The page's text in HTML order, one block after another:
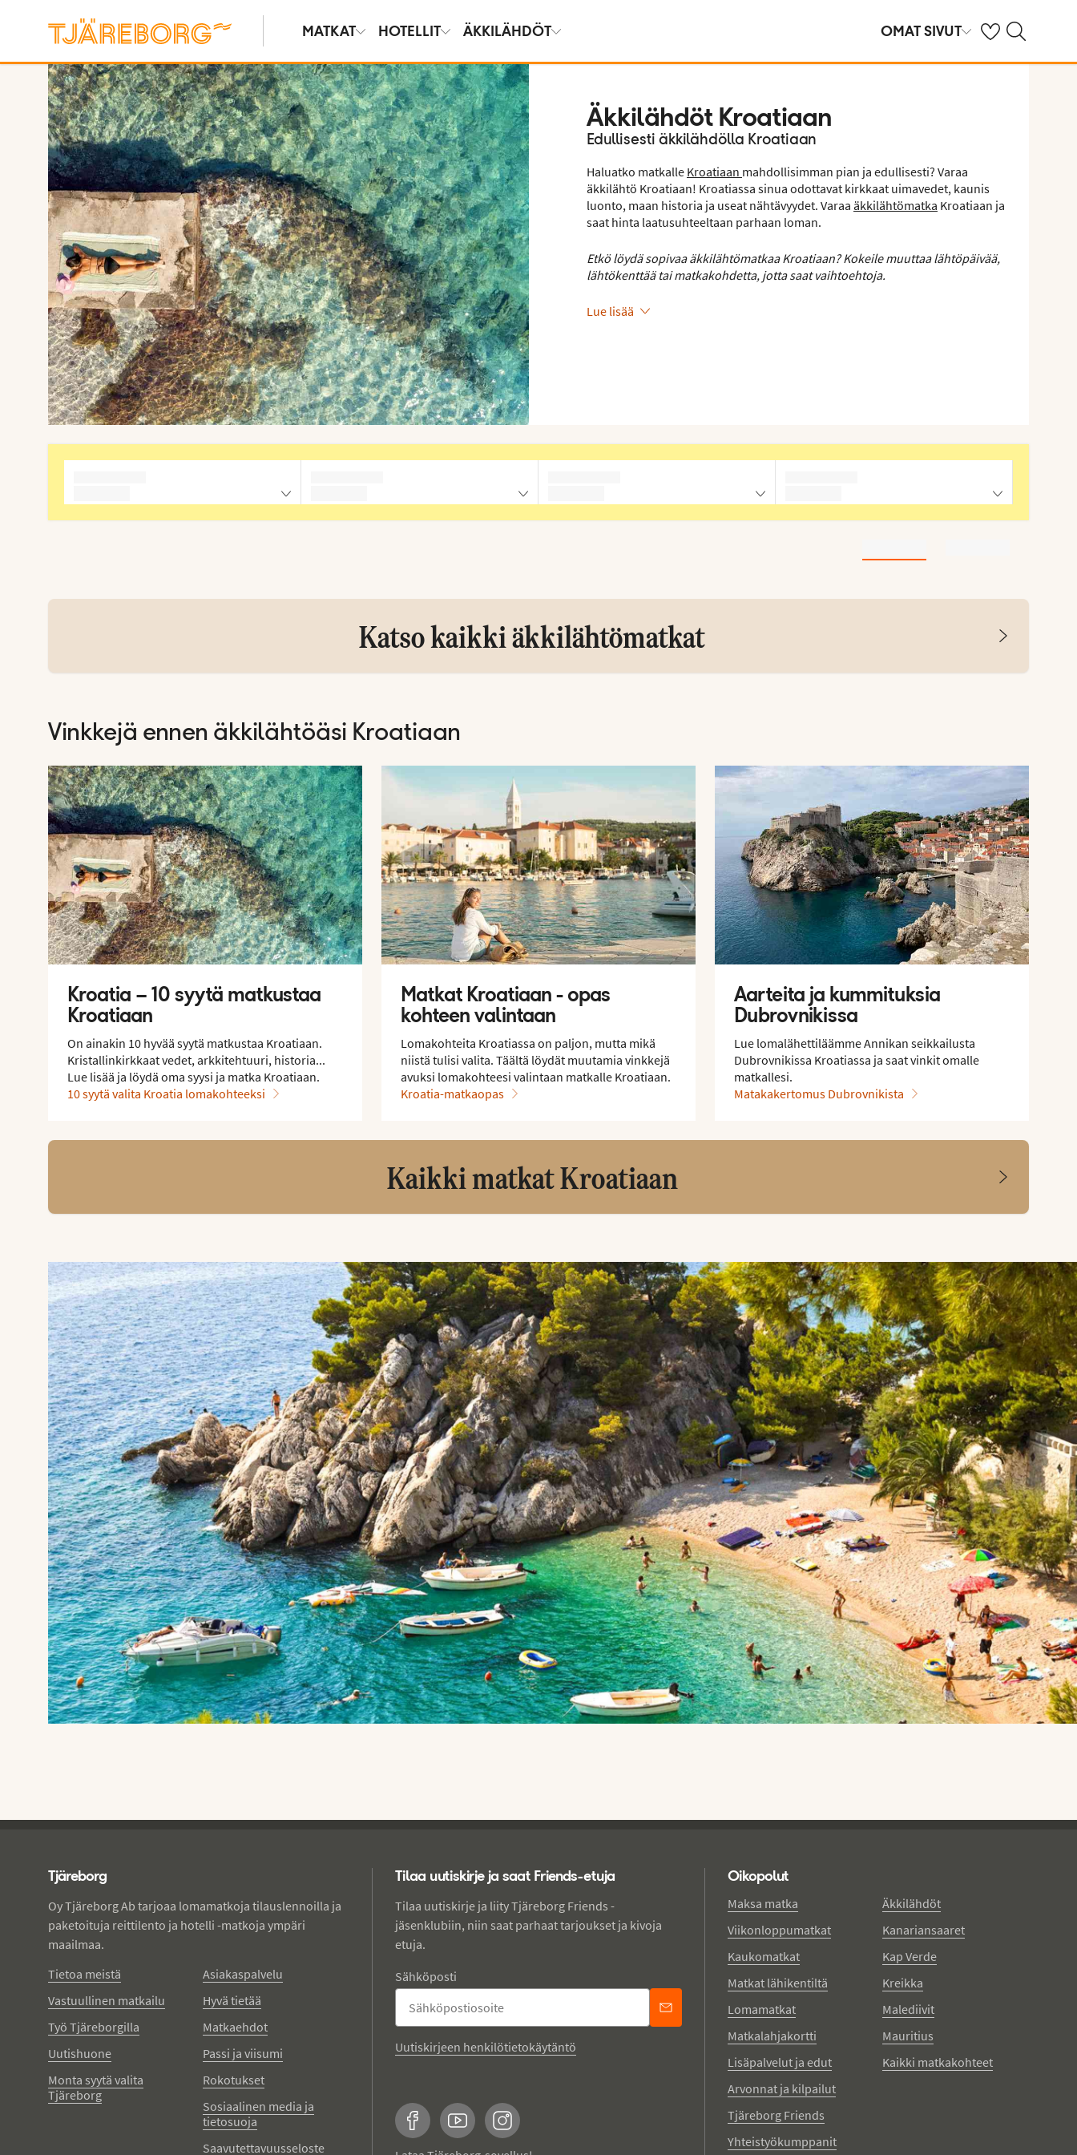
MATKAT HOTELLIT ÄKKILÄHDÖT OMAT SIVUT OmatHaku
Äkkilähdöt Kroatiaan
Edullisesti äkkilähdölla Kroatiaan
Haluatko matkalle Kroatiaan mahdollisimman pian ja edullisesti? Varaa
äkkilähtö Kroatiaan! Kroatiassa sinua odottavat kirkkaat uimavedet, kaunis
luonto, maan historia ja useat nähtävyydet. Varaa äkkilähtömatka Kroatiaan ja
saat hinta laatusuhteeltaan parhaan loman.
Etkö löydä sopivaa äkkilähtömatkaa Kroatiaan? Kokeile muuttaa lähtöpäivää,
lähtökenttää tai matkakohdetta, jotta saat vaihtoehtoja.
Lue lisää
Katso kaikki äkkilähtömatkat
Vinkkejä ennen äkkilähtöäsi Kroatiaan
Kroatia – 10 syytä matkustaa
Kroatiaan
On ainakin 10 hyvää syytä matkustaa Kroatiaan.
Kristallinkirkkaat vedet, arkkitehtuuri, historia...
Lue lisää ja löydä oma syysi ja matka Kroatiaan.
10 syytä valita Kroatia lomakohteeksi
Matkat Kroatiaan - opas
kohteen valintaan
Lomakohteita Kroatiassa on paljon, mutta mikä
niistä tulisi valita. Täältä löydät muutamia vinkkejä
avuksi lomakohteesi valintaan matkalle Kroatiaan.
Kroatia-matkaopas
Aarteita ja kummituksia
Dubrovnikissa
Lue lomalähettiläämme Annikan seikkailusta
Dubrovnikissa Kroatiassa ja saat vinkit omalle
matkallesi.
Matakakertomus Dubrovnikista
Kaikki matkat Kroatiaan
Tjäreborg
Oy Tjäreborg Ab tarjoaa lomamatkoja tilauslennoilla ja
paketoituja reittilento ja hotelli -matkoja ympäri
maailmaa.
Tietoa meistä
Vastuullinen matkailu
Työ Tjäreborgilla
Uutishuone
Monta syytä valita
Tjäreborg
Asiakaspalvelu
Hyvä tietää
Matkaehdot
Passi ja viisumi
Rokotukset
Sosiaalinen media ja
tietosuoja
Saavutettavuusseloste
Tilaa uutiskirje ja saat Friends-etuja
Tilaa uutiskirje ja liity Tjäreborg Friends -
jäsenklubiin, niin saat parhaat tarjoukset ja kivoja
etuja.
Sähköposti
Uutiskirjeen henkilötietokäytäntö
FacebookYouTubeInstagram
Oikopolut
Maksa matka
Viikonloppumatkat
Kaukomatkat
Matkat lähikentiltä
Lomamatkat
Matkalahjakortti
Lisäpalvelut ja edut
Arvonnat ja kilpailut
Tjäreborg Friends
Yhteistyökumppanit
Äkkilähdöt
Kanariansaaret
Kap Verde
Kreikka
Malediivit
Mauritius
Kaikki matkakohteet